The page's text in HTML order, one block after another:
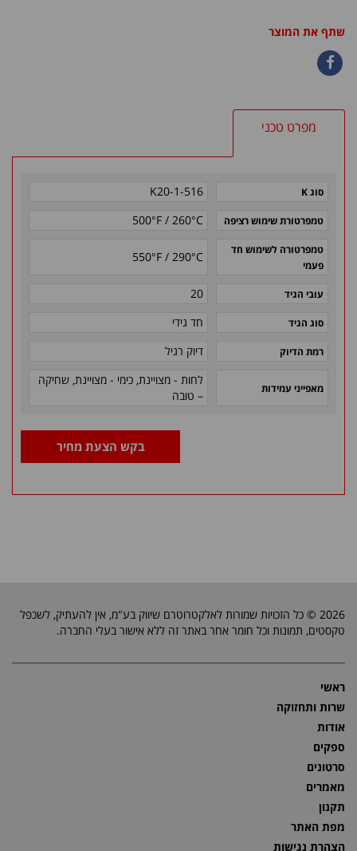
שתף את המוצר
מפרט טכני
סוג K K20-1-516
טמפרטורת שימוש רציפה 500°F / 260°C
טמפרטורה לשימוש חד
פעמי
550°F / 290°C
עובי הגיד 20
סוג הגיד חד גידי
רמת הדיוק דיוק רגיל
מאפייני עמידות
לחות - מצויינת, כימי - מצויינת, שחיקה
– טובה
בקש הצעת מחיר
2026 © כל הזכויות שמורות לאלקטרוטרם שיווק בע"מ, אין להעתיק, לשכפל
טקסטים, תמונות וכל חומר אחר באתר זה ללא אישור בעלי החברה.
ראשי
שרות ותחזוקה
אודות
ספקים
סרטונים
מאמרים
תקנון
מפת האתר
הצהרת נגישות